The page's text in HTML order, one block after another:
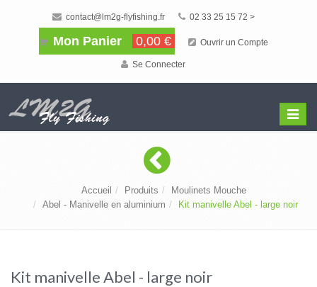
contact@lm2g-flyfishing.fr 02 33 25 15 72 >
Mon Panier 0,00 € Ouvrir un Compte
Se Connecter
Menu
Accueil Produits
Moulinets Mouche
Abel - Manivelle en aluminium
Kit manivelle Abel - large noir
Kit manivelle Abel - large noir